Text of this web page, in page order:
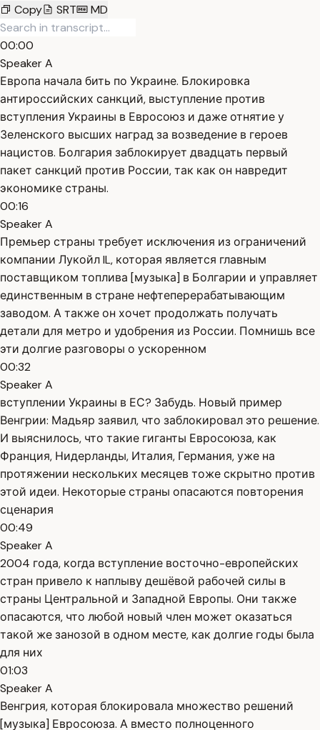
Copy
SRT MD
00:00
Speaker A
Европа начала бить по Украине. Блокировка
антироссийских санкций, выступление против
вступления Украины в Евросоюз и даже отнятие у
Зеленского высших наград за возведение в героев
нацистов. Болгария заблокирует двадцать первый
пакет санкций против России, так как он навредит
экономике страны.
00:16
Speaker A
Премьер страны требует исключения из ограничений
компании Лукойл IL, которая является главным
поставщиком топлива [музыка] в Болгарии и управляет
единственным в стране нефтеперерабатывающим
заводом. А также он хочет продолжать получать
детали для метро и удобрения из России. Помнишь все
эти долгие разговоры о ускоренном
00:32
Speaker A
вступлении Украины в ЕС? Забудь. Новый пример
Венгрии: Мадьяр заявил, что заблокировал это решение.
И выяснилось, что такие гиганты Евросоюза, как
Франция, Нидерланды, Италия, Германия, уже на
протяжении нескольких месяцев тоже скрытно против
этой идеи. Некоторые страны опасаются повторения
сценария
00:49
Speaker A
2004 года, когда вступление восточно-европейских
стран привело к наплыву дешёвой рабочей силы в
страны Центральной и Западной Европы. Они также
опасаются, что любой новый член может оказаться
такой же занозой в одном месте, как долгие годы была
для них
01:03
Speaker A
Венгрия, которая блокировала множество решений
[музыка] Евросоюза. А вместо полноценного